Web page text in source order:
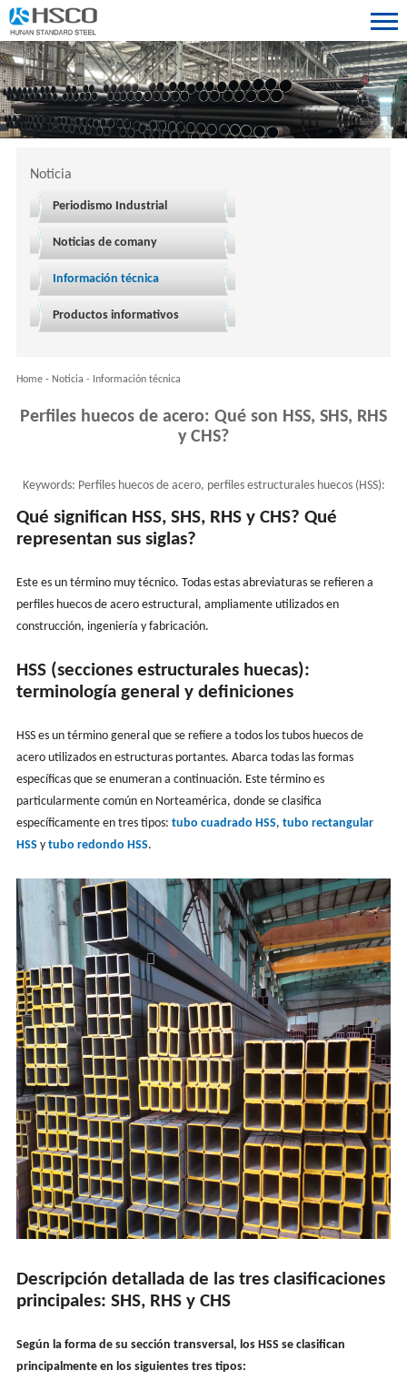
Noticia
Periodismo Industrial
Noticias de comany
Información técnica
Productos informativos
Home- Noticia - Información técnica
Perfiles huecos de acero: Qué son HSS, SHS, RHS
y CHS?
Keywords: Perfiles huecos de acero, perfiles estructurales huecos (HSS):
SHS, RHS, CHS, tubos estructurales
Qué significan HSS, SHS, RHS y CHS? Qué
representan sus siglas?
Este es un término muy técnico. Todas estas abreviaturas se refieren a
perfiles huecos de acero estructural, ampliamente utilizados en
construcción, ingeniería y fabricación.
HSS (secciones estructurales huecas):
terminología general y definiciones
HSS es un término general que se refiere a todos los tubos huecos de
acero utilizados en estructuras portantes. Abarca todas las formas
específicas que se enumeran a continuación. Este término es
particularmente común en Norteamérica, donde se clasifica
específicamente en tres tipos: tubo cuadrado HSS, tubo rectangular
HSSy tubo redondo HSS.
Descripción detallada de las tres clasificaciones
principales: SHS, RHS y CHS
Según la forma de su sección transversal, los HSS se clasifican
principalmente en los siguientes tres tipos: